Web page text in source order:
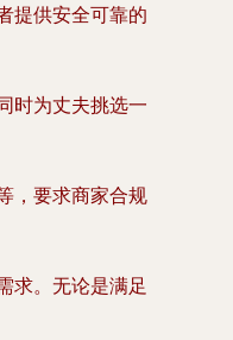
提供安全可靠的
时为丈夫挑选一
，要求商家合规
求。无论是满足